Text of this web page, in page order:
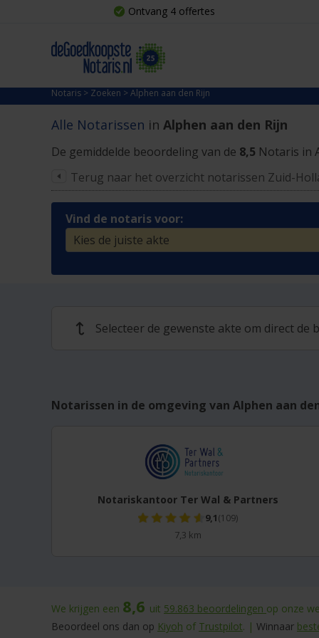
Ontvang 4 offertes
Notaris > Zoeken >Alphen aan den Rijn
Alle Notarissen in Alphen aan den Rijn
De gemiddelde beoordeling van de 8,5 Notaris in
Terug naar het overzicht notarissen Zuid-
Vind de notaris voor:
↩ Selecteer de gewenste akte om direct
Notarissen in de omgeving van Alphen aan
Notariskantoor Ter Wal & Partners
9,1(109)
7,3 km
We krijgen een 8,6 uit 59.863 beoordelingen op onze
Beoordeel ons dan op Kiyoh of Trustpilot. | Winnaar